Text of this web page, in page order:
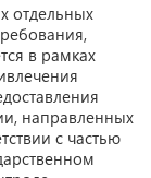
отдельных
в рамках
направленных
с частью